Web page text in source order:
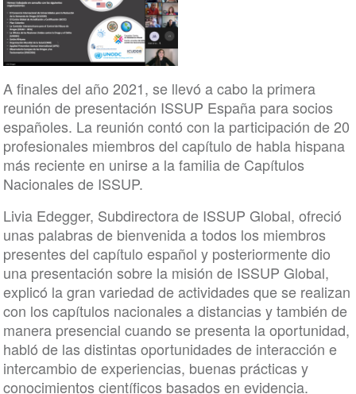
A finales del año 2021, se llevó a cabo la primera
reunión de presentación ISSUP España para socios
españoles. La reunión contó con la participación de 20
profesionales miembros del capítulo de habla hispana
más reciente en unirse a la familia de Capítulos
Nacionales de ISSUP.
Livia Edegger, Subdirectora de ISSUP Global, ofreció
unas palabras de bienvenida a todos los miembros
presentes del capítulo español y posteriormente dio
una presentación sobre la misión de ISSUP Global,
explicó la gran variedad de actividades que se realizan
con los capítulos nacionales a distancias y también de
manera presencial cuando se presenta la oportunidad,
habló de las distintas oportunidades de interacción e
intercambio de experiencias, buenas prácticas y
conocimientos científicos basados en evidencia.